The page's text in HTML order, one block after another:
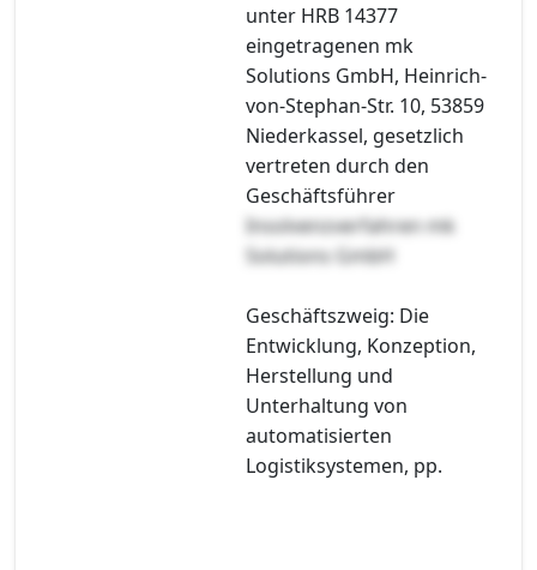
unter HRB 14377
eingetragenen mk
Solutions GmbH, Heinrich-
von-Stephan-Str. 10, 53859
Niederkassel, gesetzlich
vertreten durch den
Geschäftsführer
Insolvenzverfahren mk
Solutions GmbH
Geschäftszweig: Die
Entwicklung, Konzeption,
Herstellung und
Unterhaltung von
automatisierten
Logistiksystemen, pp.